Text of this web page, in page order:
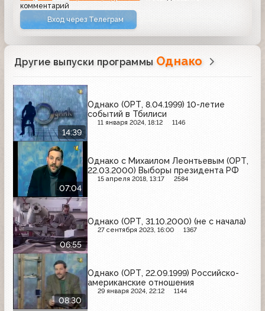
комментарий
Вход через Телеграм
Другие выпуски программы Однако
14:39
Однако (ОРТ, 8.04.1999) 10-летие
событий в Тбилиси
11 января 2024, 18:12 1146
07:04
Однако с Михаилом Леонтьевым (ОРТ,
22.03.2000) Выборы президента РФ
15 апреля 2018, 13:17 2584
06:55
Однако (ОРТ, 31.10.2000) (не с начала)
27 сентября 2023, 16:00 1367
08:30
Однако (ОРТ, 22.09.1999) Российско-
американские отношения
29 января 2024, 22:12 1144